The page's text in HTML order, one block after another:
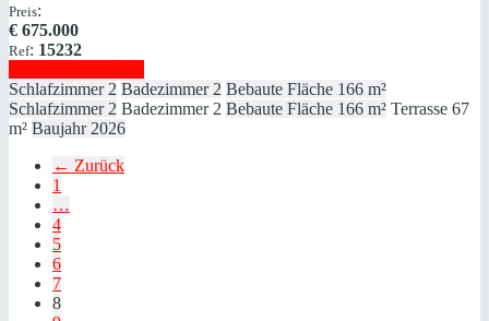
Preis:
€ 675.000
Ref: 15232
Schlafzimmer 2 Badezimmer 2 Bebaute Fläche 166 m²
Schlafzimmer 2 Badezimmer 2 Bebaute Fläche 166 m² Terrasse 67
m² Baujahr 2026
← Zurück
1
…
4
5
6
7
8